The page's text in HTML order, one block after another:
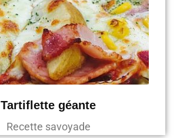
Tartiflette géante
Recette savoyade